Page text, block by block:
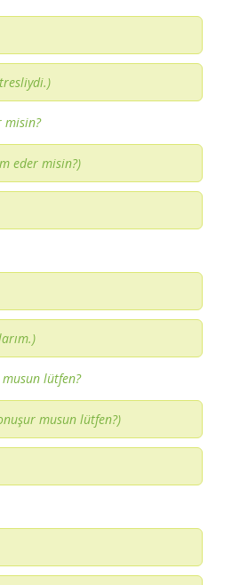
misin?
eder misin?)
lütfen?
musun lütfen?)